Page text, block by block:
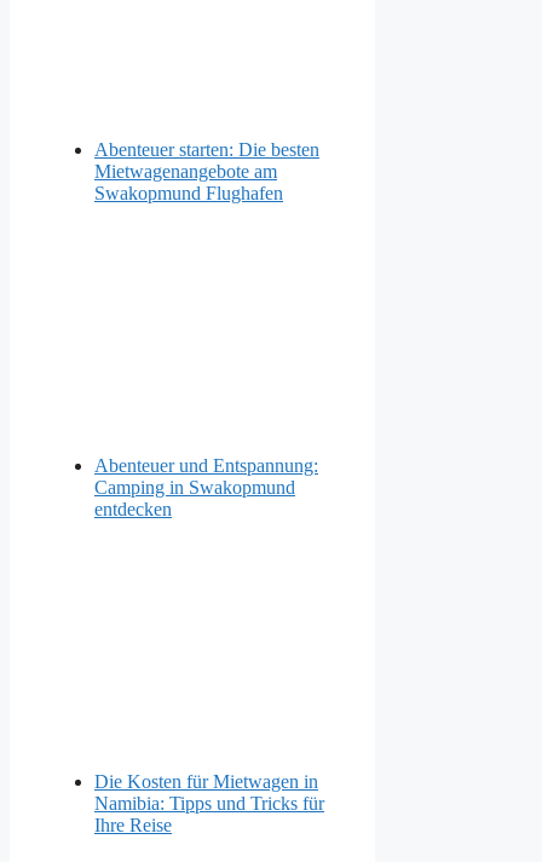
Abenteuer starten: Die besten
Mietwagenangebote am
Swakopmund Flughafen
Abenteuer und Entspannung:
Camping in Swakopmund
entdecken
Die Kosten für Mietwagen in
Namibia: Tipps und Tricks für
Ihre Reise